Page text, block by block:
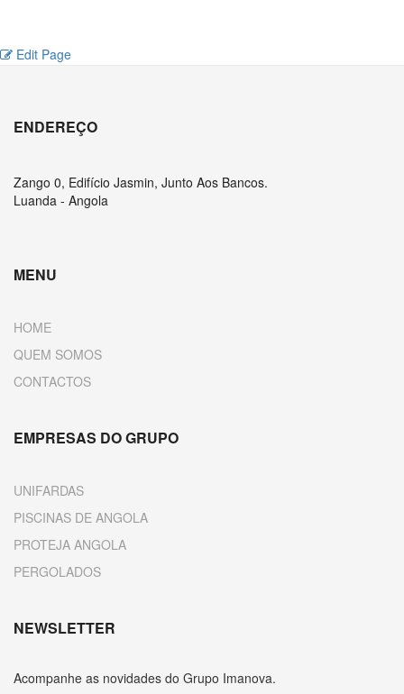
Edit Page
ENDEREÇO
Zango 0, Edifício Jasmin, Junto Aos Bancos.
Luanda - Angola
MENU
HOME
QUEM SOMOS
CONTACTOS
EMPRESAS DO GRUPO
UNIFARDAS
PISCINAS DE ANGOLA
PROTEJA ANGOLA
PERGOLADOS
NEWSLETTER
Acompanhe as novidades do Grupo Imanova.